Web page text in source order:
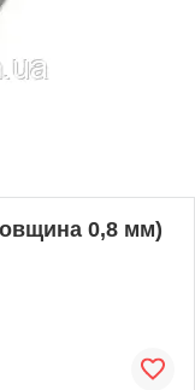
0,8 мм)